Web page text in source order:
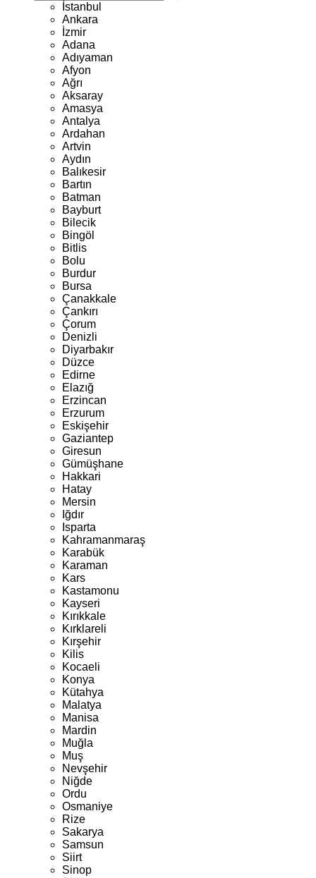
İstanbul
Ankara
İzmir
Adana
Adıyaman
Afyon
Ağrı
Aksaray
Amasya
Antalya
Ardahan
Artvin
Aydın
Balıkesir
Bartın
Batman
Bayburt
Bilecik
Bingöl
Bitlis
Bolu
Burdur
Bursa
Çanakkale
Çankırı
Çorum
Denizli
Diyarbakır
Düzce
Edirne
Elazığ
Erzincan
Erzurum
Eskişehir
Gaziantep
Giresun
Gümüşhane
Hakkari
Hatay
Mersin
Iğdır
Isparta
Kahramanmaraş
Karabük
Karaman
Kars
Kastamonu
Kayseri
Kırıkkale
Kırklareli
Kırşehir
Kilis
Kocaeli
Konya
Kütahya
Malatya
Manisa
Mardin
Muğla
Muş
Nevşehir
Niğde
Ordu
Osmaniye
Rize
Sakarya
Samsun
Siirt
Sinop